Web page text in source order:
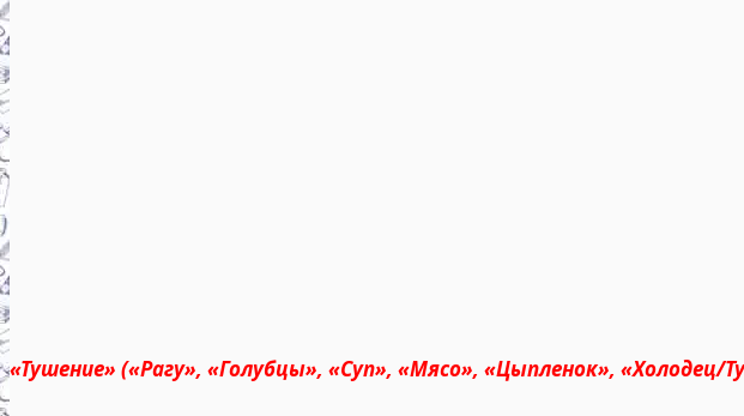
«Тушение» («Рагу», «Голубцы», «Суп», «Мясо», «Цыпленок», «Холодец/